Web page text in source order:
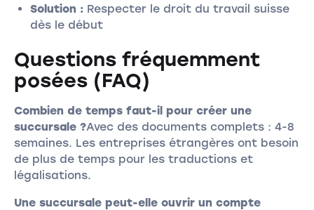
Solution : Respecter le droit du travail suisse
dès le début
Questions fréquemment
posées (FAQ)
Combien de temps faut-il pour créer une
succursale ?Avec des documents complets : 4-8
semaines. Les entreprises étrangères ont besoin
de plus de temps pour les traductions et
légalisations.
Une succursale peut-elle ouvrir un compte